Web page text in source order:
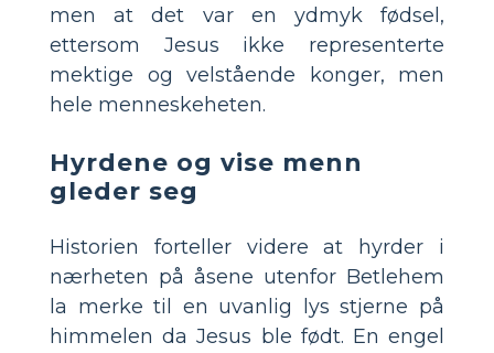
men at det var en ydmyk fødsel,
ettersom Jesus ikke representerte
mektige og velstående konger, men
hele menneskeheten.
Hyrdene og vise menn
gleder seg
Historien forteller videre at hyrder i
nærheten på åsene utenfor Betlehem
la merke til en uvanlig lys stjerne på
himmelen da Jesus ble født. En engel